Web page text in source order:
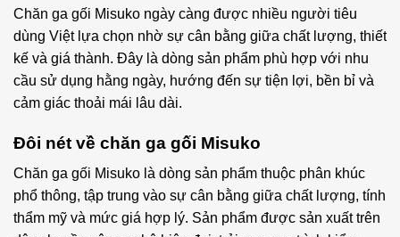
đến
2.660.000 ₫
Chăn ga gối Misuko ngày càng được nhiều người tiêu
dùng Việt lựa chọn nhờ sự cân bằng giữa chất lượng, thiết
kế và giá thành. Đây là dòng sản phẩm phù hợp với nhu
cầu sử dụng hằng ngày, hướng đến sự tiện lợi, bền bỉ và
cảm giác thoải mái lâu dài.
Đôi nét về chăn ga gối Misuko
Chăn ga gối Misuko là dòng sản phẩm thuộc phân khúc
phổ thông, tập trung vào sự cân bằng giữa chất lượng, tính
thẩm mỹ và mức giá hợp lý. Sản phẩm được sản xuất trên